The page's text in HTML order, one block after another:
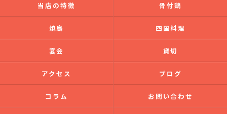
当店の特徴 骨付鶏
焼鳥 四国料理
宴会 貸切
アクセス ブログ
コラム お問い合わせ